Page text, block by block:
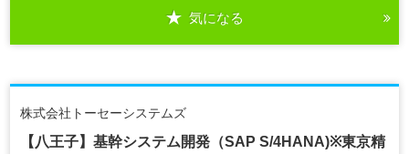
気になる
株式会社トーセーシステムズ
【八王子】基幹システム開発（SAP S/4HANA)※東京精